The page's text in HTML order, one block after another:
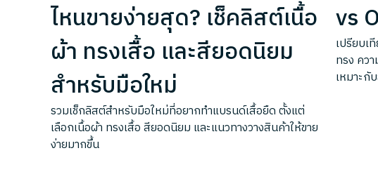
ไหนขายง่ายสุด? เช็คลิสต์เนื้อ
ผ้า ทรงเสื้อ และสียอดนิยม
สำหรับมือใหม่
รวมเช็กลิสต์สำหรับมือใหม่ที่อยากทำแบรนด์เสื้อยืด ตั้งแต่
เลือกเนื้อผ้า ทรงเสื้อ สียอดนิยม และแนวทางวางสินค้าให้ขาย
ง่ายมากขึ้น
vs
เปรียบเ
ทรง คว
เหมาะกั